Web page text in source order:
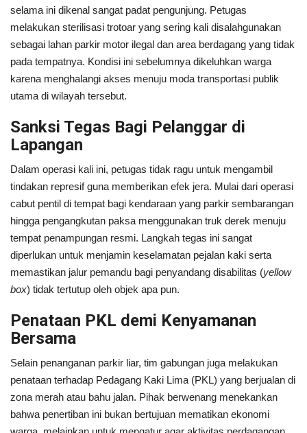
selama ini dikenal sangat padat pengunjung. Petugas
melakukan sterilisasi trotoar yang sering kali disalahgunakan
sebagai lahan parkir motor ilegal dan area berdagang yang tidak
pada tempatnya. Kondisi ini sebelumnya dikeluhkan warga
karena menghalangi akses menuju moda transportasi publik
utama di wilayah tersebut.
Sanksi Tegas Bagi Pelanggar di
Lapangan
Dalam operasi kali ini, petugas tidak ragu untuk mengambil
tindakan represif guna memberikan efek jera. Mulai dari operasi
cabut pentil di tempat bagi kendaraan yang parkir sembarangan
hingga pengangkutan paksa menggunakan truk derek menuju
tempat penampungan resmi. Langkah tegas ini sangat
diperlukan untuk menjamin keselamatan pejalan kaki serta
memastikan jalur pemandu bagi penyandang disabilitas (yellow
box) tidak tertutup oleh objek apa pun.
Penataan PKL demi Kenyamanan
Bersama
Selain penanganan parkir liar, tim gabungan juga melakukan
penataan terhadap Pedagang Kaki Lima (PKL) yang berjualan di
zona merah atau bahu jalan. Pihak berwenang menekankan
bahwa penertiban ini bukan bertujuan mematikan ekonomi